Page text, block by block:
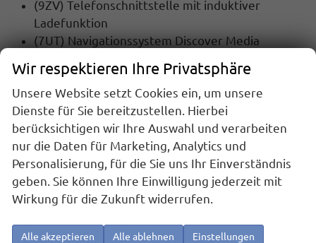
(9ZV) Telefonschnittstelle mit induktiver
Ladefunktion
(7UT) Navigationssystem Discover Media
SICHERHEIT:
(1AS) Elektronisches Stabilisierungsprogramm
mit Gegenlenkunterstützung, ABS, ASR, EDS,
MSR und Gespannstabilisierung
(7L6) Start-Stopp Automatik
(8G4) Dynamischer Fernlichtassistent
""Dynamic Light Assist""
(UG1) Berganfahrassistent
(8T8) Automatische Distanzregelung ACC
Wir respektieren Ihre Privatsphäre
Unsere Website setzt Cookies ein, um unsere
Dienste für Sie bereitzustellen. Hierbei
berücksichtigen wir Ihre Auswahl und verarbeiten
nur die Daten für Marketing, Analytics und
Personalisierung, für die Sie uns Ihr Einverständnis
geben. Sie können Ihre Einwilligung jederzeit mit
Wirkung für die Zukunft widerrufen.
Alle akzeptieren Alle ablehnen Einstellungen